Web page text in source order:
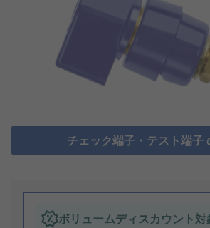
チェック端子・テスト端子
ボリュームディスカウント対